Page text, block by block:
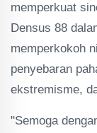
memperkuat
Densus 88
memperkokoh
penyebaran
ekstremisme,
"Semoga